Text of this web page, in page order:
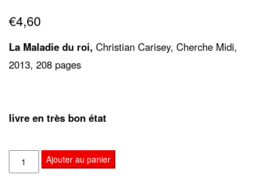
basé sur
notation
€4,60
La Maladie du roi, Christian Carisey, Cherche Midi,
2013, 208 pages
livre en très bon état
quantité
de
Ajouter au panier